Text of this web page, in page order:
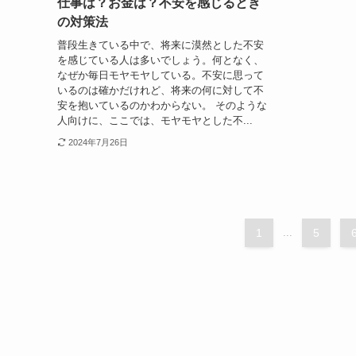
仕事は？お金は？不安を感じるとき
の対策法
普段生きている中で、将来に漠然とした不安
を感じている人は多いでしょう。何となく、
なぜか毎日モヤモヤしている。不安に思って
いるのは確かだけれど、将来の何に対して不
安を抱いているのかわからない。 そのような
人向けに、ここでは、モヤモヤとした不...
2024年7月26日
1 5 6